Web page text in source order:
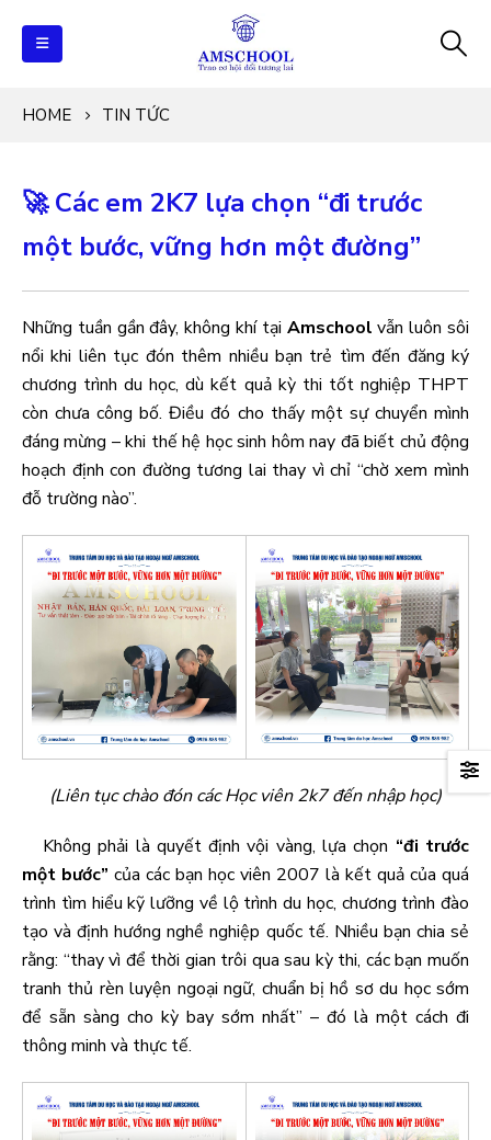
HOME TIN TỨC
🚀 Các em 2K7 lựa chọn “đi trước
một bước, vững hơn một đường”
Những tuần gần đây, không khí tại Amschool vẫn luôn sôi
nổi khi liên tục đón thêm nhiều bạn trẻ tìm đến đăng ký
chương trình du học, dù kết quả kỳ thi tốt nghiệp THPT
còn chưa công bố. Điều đó cho thấy một sự chuyển mình
đáng mừng – khi thế hệ học sinh hôm nay đã biết chủ động
hoạch định con đường tương lai thay vì chỉ “chờ xem mình
đỗ trường nào”.
(Liên tục chào đón các Học viên 2k7 đến nhập học)
Không phải là quyết định vội vàng, lựa chọn “đi trước
một bước” của các bạn học viên 2007 là kết quả của quá
trình tìm hiểu kỹ lưỡng về lộ trình du học, chương trình đào
tạo và định hướng nghề nghiệp quốc tế. Nhiều bạn chia sẻ
rằng: “thay vì để thời gian trôi qua sau kỳ thi, các bạn muốn
tranh thủ rèn luyện ngoại ngữ, chuẩn bị hồ sơ du học sớm
để sẵn sàng cho kỳ bay sớm nhất” – đó là một cách đi
thông minh và thực tế.